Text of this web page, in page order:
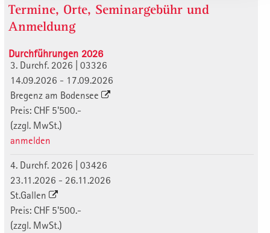
Termine, Orte, Seminargebühr und
Anmeldung
Durchführungen 2026
3. Durchf. 2026 | 03326
14.09.2026 - 17.09.2026
Bregenz am Bodensee
Preis: CHF 5'500.-
(zzgl. MwSt.)
anmelden
4. Durchf. 2026 | 03426
23.11.2026 - 26.11.2026
St.Gallen
Preis: CHF 5'500.-
(zzgl. MwSt.)